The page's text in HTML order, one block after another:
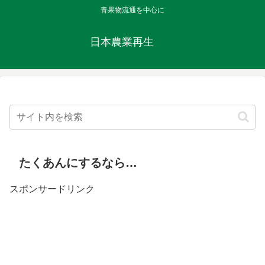
青果物流通を中心に
日本農業再生
たくあんにするなら…
スポンサードリンク